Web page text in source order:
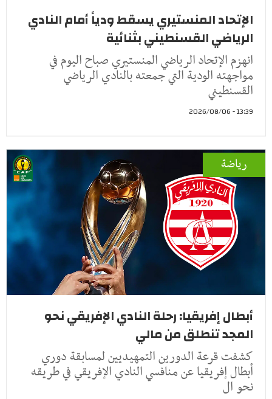
الإتحاد المنستيري يسقط ودياً أمام النادي
الرياضي القسنطيني بثنائية
انهزم الإتحاد الرياضي المنستيري صباح اليوم في
مواجهته الودية التي جمعته بالنادي الرياضي
القسنطيني
13:39 - 2026/08/06
رياضة
أبطال إفريقيا: رحلة النادي الإفريقي نحو
المجد تنطلق من مالي
كشفت قرعة الدورين التمهيديين لمسابقة دوري
أبطال إفريقيا عن منافسي النادي الإفريقي في طريقه
نحو ال